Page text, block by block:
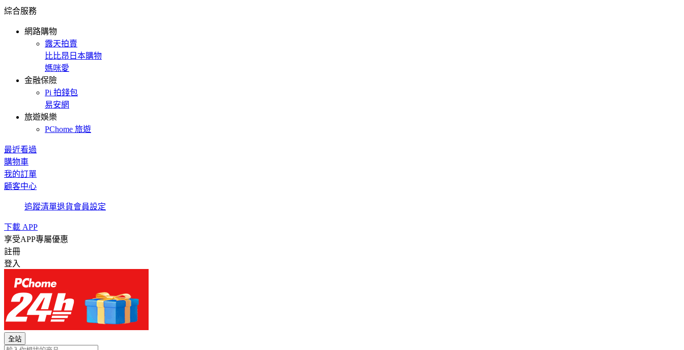
綜合服務
網路購物
露天拍賣
比比昂日本購物
媽咪愛
金融保險
Pi 拍錢包
易安網
旅遊娛樂
PChome 旅遊
最近看過
購物車
我的訂單
顧客中心
追蹤清單退貨會員設定
下載 APP
享受APP專屬優惠
註冊
登入
全站